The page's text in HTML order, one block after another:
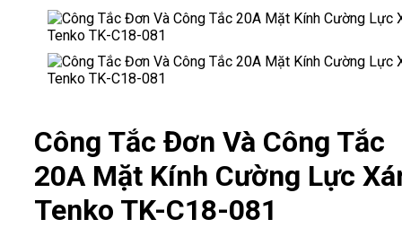
Công Tắc Đơn Và Công Tắc
20A Mặt Kính Cường Lực
Tenko TK-C18-081